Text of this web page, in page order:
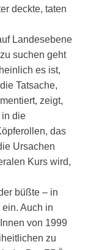
deckte, taten
Landesebene
suchen geht
es ist,
Tatsache,
zeigt,
in die
das
Ursachen
Kurs wird,
büßte – in
Auch in
von 1999
zu